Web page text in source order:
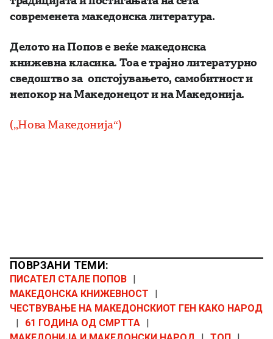
современета македонска литература.
Делото на Попов е веќе македонска
книжевна класика. Тоа е трајно литературно
сведоштво за опстојувањето, самобитност и
непокор на Македонецот и на Македонија.
(„Нова Македонија“)
ПОВРЗАНИ ТЕМИ:
ПИСАТЕЛ СТАЛЕ ПОПОВ |
МАКЕДОНСКА КНИЖЕВНОСТ
|
ЧЕСТВУВАЊЕ НА МАКЕДОНСКИОТ ГЕН КАКО НАРОД
|
61 ГОДИНА ОД СМРТТА |